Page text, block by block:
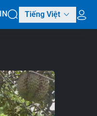
Tiếng Việt